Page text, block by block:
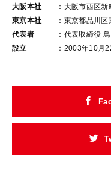
大阪本社 ：大阪市西区新
東京本社 ：東京都品川区
代表者 ：代表取締役 鳥
設立 ：2003年10月22